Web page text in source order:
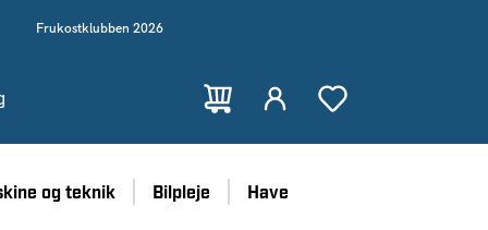
Frukostklubben 2026
og teknik Bilpleje Have